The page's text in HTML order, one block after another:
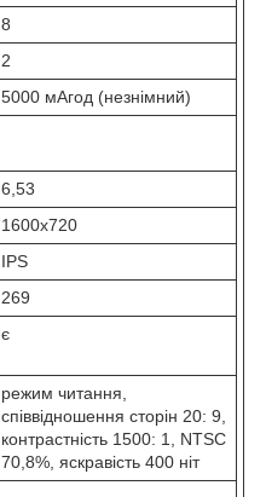
8
2
5000 мАгод (незнімний)
6,53
1600x720
IPS
269
є
режим читання,
співвідношення сторін 20: 9,
контрастність 1500: 1, NTSC
70,8%, яскравість 400 ніт